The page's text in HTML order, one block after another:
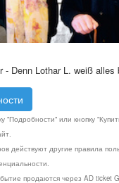
- Denn Lothar L. weiß alles
"Подробности" или кнопку
действуют другие правила
продаются через AD ticket